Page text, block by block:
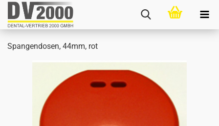
Span­gen­do­sen, 44mm, rot